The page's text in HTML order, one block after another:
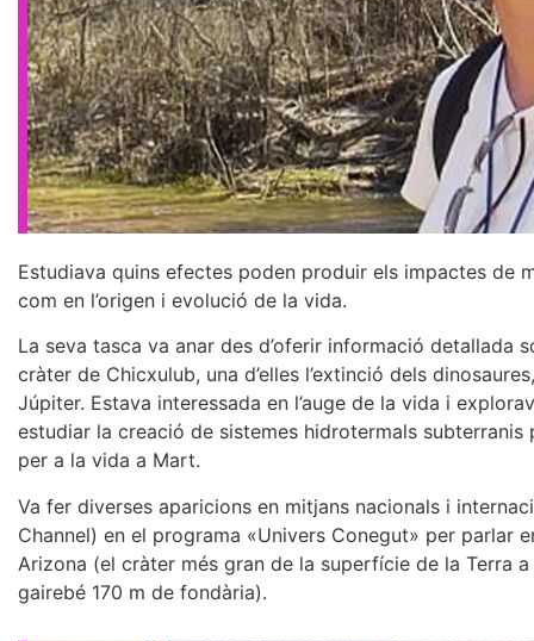
Estudiava quins efectes poden produir els impactes de
com en l’origen i evolució de la vida.
La seva tasca va anar des d’oferir informació detallada
cràter de Chicxulub, una d’elles l’extinció dels
Júpiter. Estava interessada en l’auge de la vida i
estudiar la creació de sistemes hidrotermals
per a la vida a Mart.
Va fer diverses aparicions en mitjans nacionals i
Channel) en el programa «Univers Conegut» per
Arizona (el cràter més gran de la superfície de la Terra a
gairebé 170 m de fondària).